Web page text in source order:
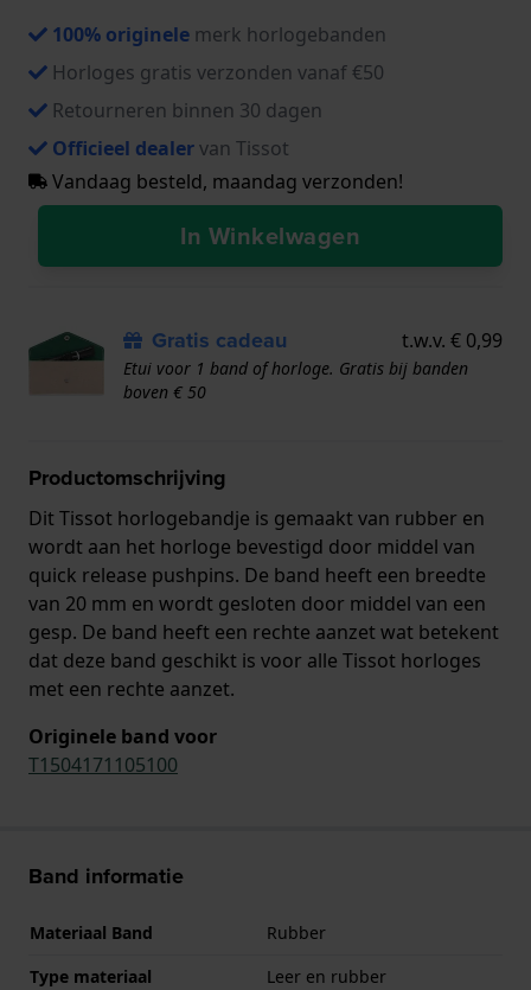
100% originele merk horlogebanden
Horloges gratis verzonden vanaf €50
Retourneren binnen 30 dagen
Officieel dealervan Tissot
Vandaag besteld, maandag verzonden!
In Winkelwagen
Gratis cadeau t.w.v. € 0,99
Etui voor 1 band of horloge. Gratis bij banden
boven € 50
Productomschrijving
Dit Tissot horlogebandje is gemaakt van rubber en
wordt aan het horloge bevestigd door middel van
quick release pushpins. De band heeft een breedte
van 20 mm en wordt gesloten door middel van een
gesp. De band heeft een rechte aanzet wat betekent
dat deze band geschikt is voor alle Tissot horloges
met een rechte aanzet.
Originele band voor
T1504171105100
Band informatie
Materiaal Band
Rubber
Type materiaal
Leer en rubber